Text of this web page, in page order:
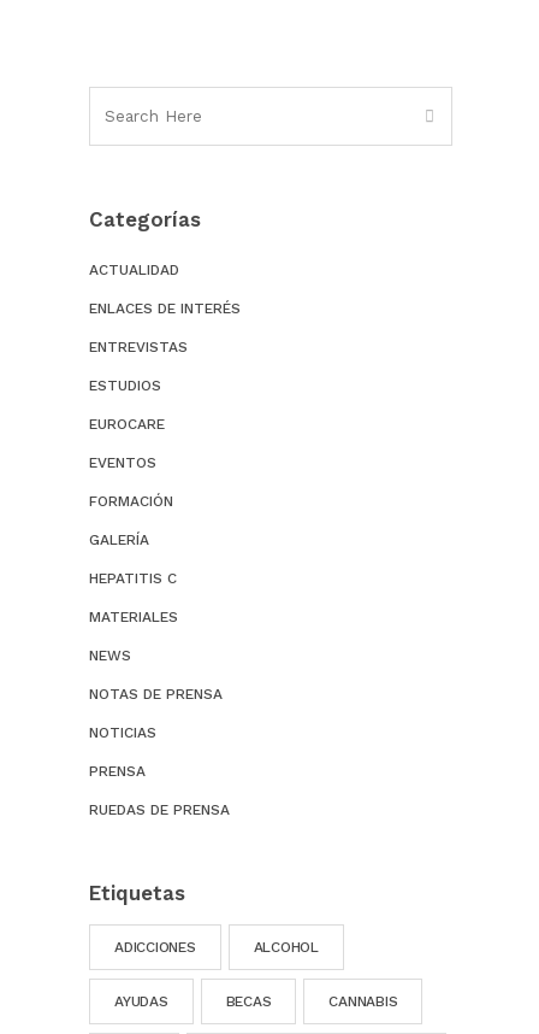
Categorías
ACTUALIDAD
ENLACES DE INTERÉS
ENTREVISTAS
ESTUDIOS
EUROCARE
EVENTOS
FORMACIÓN
GALERÍA
HEPATITIS C
MATERIALES
NEWS
NOTAS DE PRENSA
NOTICIAS
PRENSA
RUEDAS DE PRENSA
Etiquetas
ADICCIONES ALCOHOL
AYUDAS BECAS CANNABIS